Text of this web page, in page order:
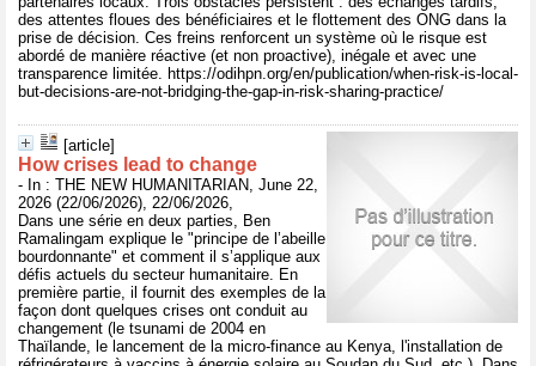
des attentes floues des bénéficiaires et le flottement des ONG dans la
prise de décision. Ces freins renforcent un système où le risque est
abordé de manière réactive (et non proactive), inégale et avec une
transparence limitée. https://odihpn.org/en/publication/when-risk-is-local-
but-decisions-are-not-bridging-the-gap-in-risk-sharing-practice/
[article]
How crises lead to change
- In : THE NEW HUMANITARIAN, June 22,
2026 (22/06/2026), 22/06/2026,
Dans une série en deux parties, Ben
Ramalingam explique le "principe de l’abeille
bourdonnante" et comment il s’applique aux
défis actuels du secteur humanitaire. En
première partie, il fournit des exemples de la
façon dont quelques crises ont conduit au
changement (le tsunami de 2004 en
Thaïlande, le lancement de la micro-finance au Kenya, l'installation de